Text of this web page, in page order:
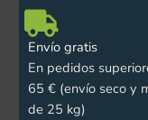
Envío gratis
En pedidos
65 € (envío seco y
de 25 kg)